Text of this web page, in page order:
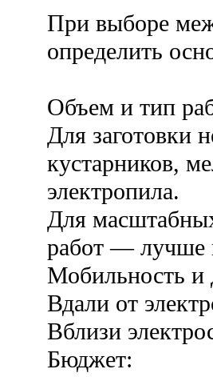
При выборе
определить
Объем и тип
Для заготовки
кустарников,
электропила.
Для
работ — лучше
Мобильность и
Вдали от
Вблизи
Бюджет: